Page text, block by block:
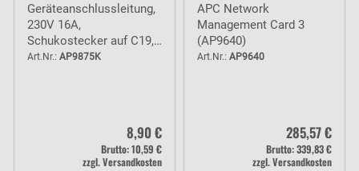
Geräteanschlussleitung,
230V 16A,
Schukostecker auf C19,
1,8m
Art.Nr.: AP9875K
8,90 €
Brutto: 10,59 €
zzgl. Versandkosten
APC Network
Management Card 3
(AP9640)
Art.Nr.: AP9640
285,57 €
Brutto: 339,83 €
zzgl. Versandkosten